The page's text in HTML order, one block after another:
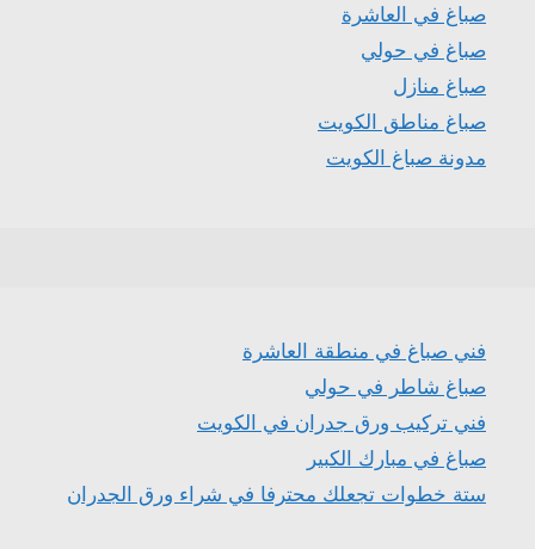
صباغ في العاشرة
صباغ في حولي
صباغ منازل
صباغ مناطق الكويت
مدونة صباغ الكويت
فني صباغ في منطقة العاشرة
صباغ شاطر في حولي
فني تركيب ورق جدران في الكويت
صباغ في مبارك الكبير
ستة خطوات تجعلك محترفا في شراء ورق الجدران